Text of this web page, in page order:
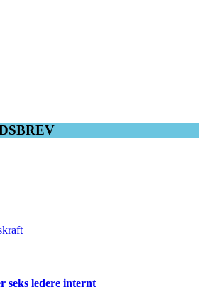
seks ledere internt